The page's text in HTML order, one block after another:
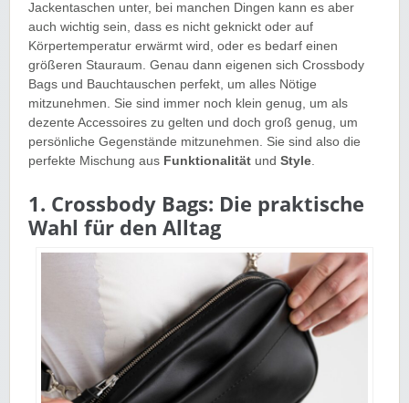
Jackentaschen unter, bei manchen Dingen kann es aber
auch wichtig sein, dass es nicht geknickt oder auf
Körpertemperatur erwärmt wird, oder es bedarf einen
größeren Stauraum. Genau dann eigenen sich Crossbody
Bags und Bauchtauschen perfekt, um alles Nötige
mitzunehmen. Sie sind immer noch klein genug, um als
dezente Accessoires zu gelten und doch groß genug, um
persönliche Gegenstände mitzunehmen. Sie sind also die
perfekte Mischung aus Funktionalität und Style.
1. Crossbody Bags: Die praktische
Wahl für den Alltag